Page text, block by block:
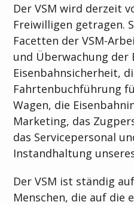
Der VSM wird derzeit
Freiwilligen getragen.
Facetten der VSM-
und Überwachung der
Eisenbahnsicherheit,
Fahrtenbuchführung
Wagen, die
Marketing, das
das Servicepersonal
Instandhaltung
Der VSM ist ständig
Menschen, die auf die